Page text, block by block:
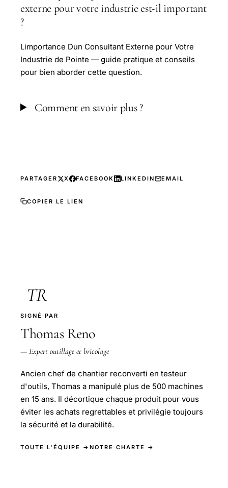
externe pour votre industrie est-il important
?
Limportance Dun Consultant Externe pour Votre
Industrie de Pointe — guide pratique et conseils
pour bien aborder cette question.
Comment en savoir plus ?
PARTAGER X FACEBOOK LINKEDIN EMAIL
COPIER LE LIEN
TR
SIGNÉ PAR
Thomas Reno
— Expert outillage et bricolage
Ancien chef de chantier reconverti en testeur
d'outils, Thomas a manipulé plus de 500 machines
en 15 ans. Il décortique chaque produit pour vous
éviter les achats regrettables et privilégie toujours
la sécurité et la durabilité.
TOUTE L'ÉQUIPE → NOTRE CHARTE →